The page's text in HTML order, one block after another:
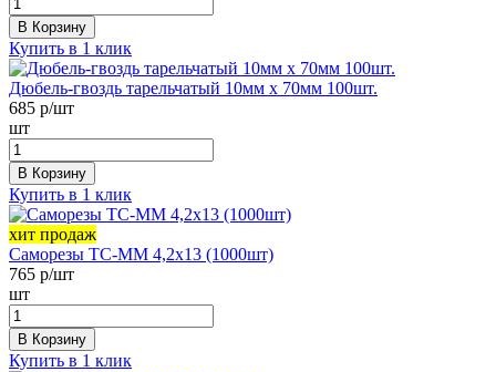
В Корзину
Купить в 1 клик
Дюбель-гвоздь тарельчатый 10мм х 70мм 100шт.
685 р/шт
шт
В Корзину
Купить в 1 клик
хит продаж
Саморезы ТС-ММ 4,2х13 (1000шт)
765 р/шт
шт
В Корзину
Купить в 1 клик